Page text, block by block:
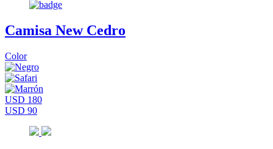
Camisa New Cedro
Color
USD 180
USD 90